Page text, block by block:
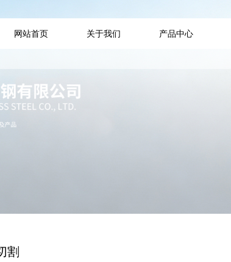
网站首页 关于我们 产品中心
割